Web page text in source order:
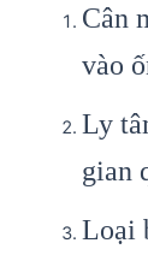
Cân
vào
Ly
gian
Loại